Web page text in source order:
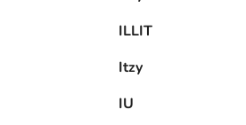
ILLIT
Itzy
IU